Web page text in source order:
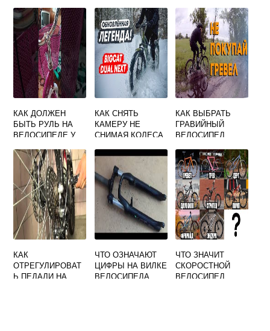
КАК ДОЛЖЕН
БЫТЬ РУЛЬ НА
ВЕЛОСИПЕДЕ У
КАК СНЯТЬ
КАМЕРУ НЕ
СНИМАЯ КОЛЕСА
КАК ВЫБРАТЬ
ГРАВИЙНЫЙ
ВЕЛОСИПЕД
КАК
ОТРЕГУЛИРОВАТ
Ь ПЕДАЛИ НА
ЧТО ОЗНАЧАЮТ
ЦИФРЫ НА ВИЛКЕ
ВЕЛОСИПЕДА
ЧТО ЗНАЧИТ
СКОРОСТНОЙ
ВЕЛОСИПЕД